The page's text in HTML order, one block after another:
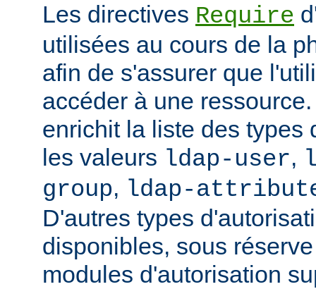
Les directives Require
utilisées au cours de la
afin de s'assurer que
accéder à une
enrichit la liste des types
les valeurs ldap-user,
group, ldap-
D'autres types
disponibles, sous
modules d'autorisation